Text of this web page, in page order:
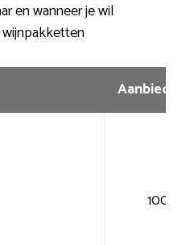
en wanneer je wil
100+